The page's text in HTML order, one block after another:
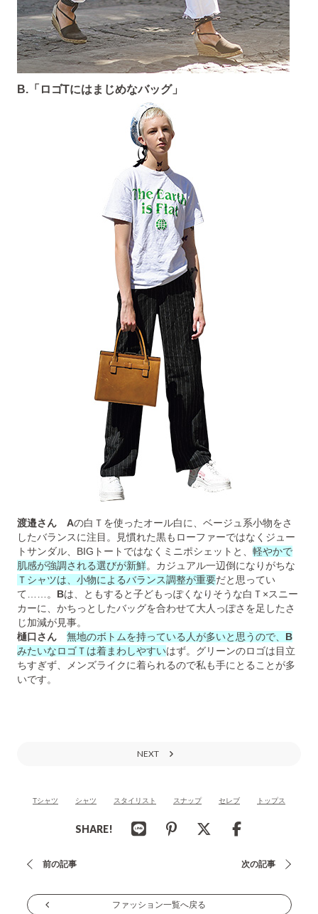
B.「ロゴTにはまじめなバッグ」
渡邉さん Aの白Ｔを使ったオール白に、ベージュ系小物をさ
したバランスに注目。見慣れた黒もローファーではなくジュー
トサンダル、BIGトートではなくミニポシェットと、 軽やかで
肌感が強調される選びが新鮮。カジュアル一辺倒になりがちな
Ｔシャツは、小物によるバランス調整が重要だと思ってい
て……。 Bは、ともすると子どもっぽくなりそうな白Ｔ×スニー
カーに、かちっとしたバッグを合わせて大人っぽさを足したさ
じ加減が見事。
樋口さん
無地のボトムを持っている人が多いと思うので、 B
みたいなロゴＴは着まわしやすいはず。グリーンのロゴは目立
ちすぎず、メンズライクに着られるので私も手にとることが多
いです。
NEXT
Tシャツ シャツ スタイリスト スナップ セレブ トップス
SHARE!
投
ナ
前の記事 次の記事
ファッション一覧へ戻る